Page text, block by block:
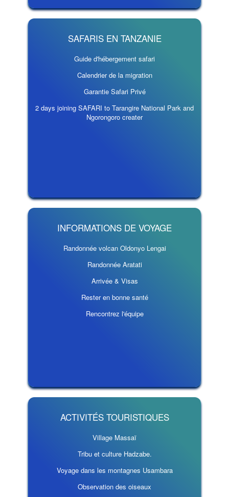
SAFARIS EN TANZANIE
Guide d'hébergement safari
Calendrier de la migration
Garantie Safari Privé
2 days joining SAFARI to Tarangire National Park and
Ngorongoro creater
INFORMATIONS DE VOYAGE
Randonnée volcan Oldonyo Lengai
Randonnée Aratati
Arrivée & Visas
Rester en bonne santé
Rencontrez l'équipe
ACTIVITÉS TOURISTIQUES
Village Massaï
Tribu et culture Hadzabe.
Voyage dans les montagnes Usambara
Observation des oiseaux